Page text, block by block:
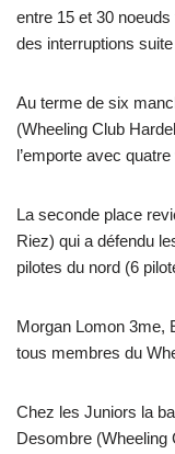
entre 15 et 30
des interruptions
Au terme de six
(Wheeling Club
l’emporte avec
La seconde place
Riez) qui a défendu
pilotes du nord (6
Morgan Lomon 3me,
tous membres du
Chez les Juniors la
Desombre (Wheeling